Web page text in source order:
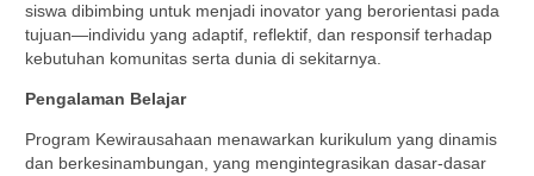
siswa dibimbing untuk menjadi inovator yang berorientasi pada
tujuan—individu yang adaptif, reflektif, dan responsif terhadap
kebutuhan komunitas serta dunia di sekitarnya.
Pengalaman Belajar
Program Kewirausahaan menawarkan kurikulum yang dinamis
dan berkesinambungan, yang mengintegrasikan dasar-dasar